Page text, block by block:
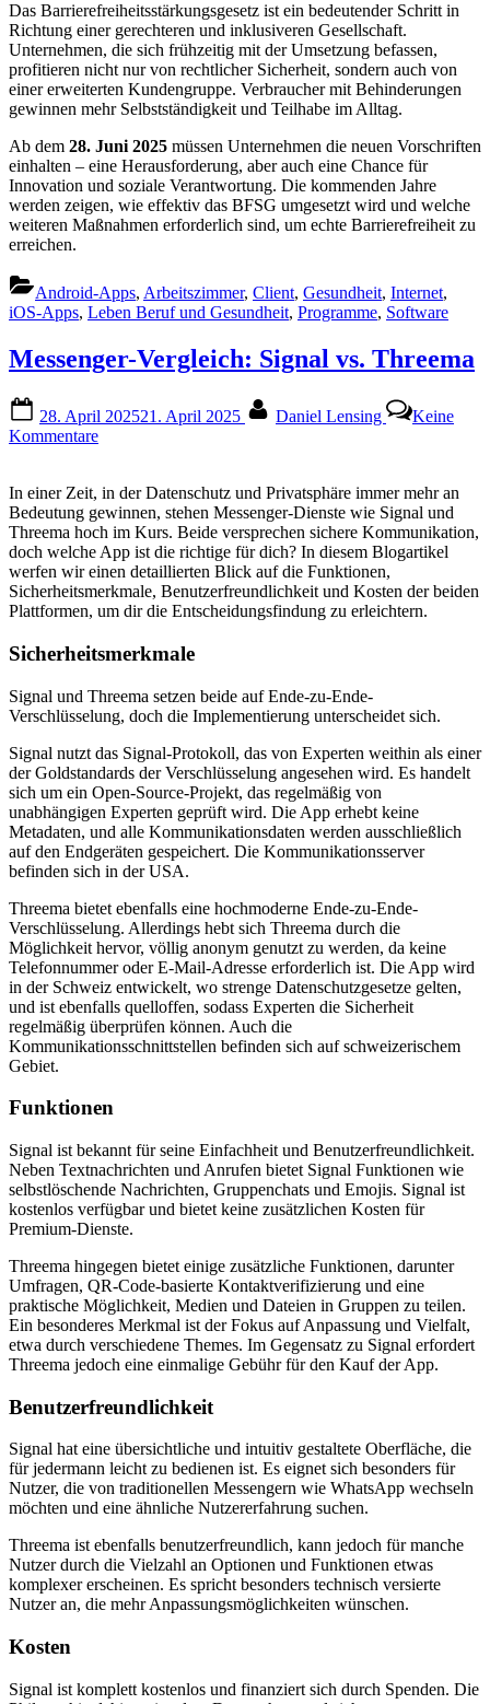
Das Barrierefreiheitsstärkungsgesetz ist ein bedeutender Schritt in
Richtung einer gerechteren und inklusiveren Gesellschaft.
Unternehmen, die sich frühzeitig mit der Umsetzung befassen,
profitieren nicht nur von rechtlicher Sicherheit, sondern auch von
einer erweiterten Kundengruppe. Verbraucher mit Behinderungen
gewinnen mehr Selbstständigkeit und Teilhabe im Alltag.
Ab dem 28. Juni 2025 müssen Unternehmen die neuen Vorschriften
einhalten – eine Herausforderung, aber auch eine Chance für
Innovation und soziale Verantwortung. Die kommenden Jahre
werden zeigen, wie effektiv das BFSG umgesetzt wird und welche
weiteren Maßnahmen erforderlich sind, um echte Barrierefreiheit zu
erreichen.
Android-Apps, Arbeitszimmer, Client, Gesundheit, Internet,
iOS-Apps, Leben Beruf und Gesundheit, Programme, Software
Messenger-Vergleich: Signal vs. Threema
on
28. April 202521. April 2025 Daniel Lensing
Keine
Kommentarezu
Signal
vs.
Threema
In einer Zeit, in der Datenschutz und Privatsphäre immer mehr an
Bedeutung gewinnen, stehen Messenger-Dienste wie Signal und
Threema hoch im Kurs. Beide versprechen sichere Kommunikation,
doch welche App ist die richtige für dich? In diesem Blogartikel
werfen wir einen detaillierten Blick auf die Funktionen,
Sicherheitsmerkmale, Benutzerfreundlichkeit und Kosten der beiden
Plattformen, um dir die Entscheidungsfindung zu erleichtern.
Sicherheitsmerkmale
Signal und Threema setzen beide auf Ende-zu-Ende-
Verschlüsselung, doch die Implementierung unterscheidet sich.
Signal nutzt das Signal-Protokoll, das von Experten weithin als einer
der Goldstandards der Verschlüsselung angesehen wird. Es handelt
sich um ein Open-Source-Projekt, das regelmäßig von
unabhängigen Experten geprüft wird. Die App erhebt keine
Metadaten, und alle Kommunikationsdaten werden ausschließlich
auf den Endgeräten gespeichert. Die Kommunikationsserver
befinden sich in der USA.
Threema bietet ebenfalls eine hochmoderne Ende-zu-Ende-
Verschlüsselung. Allerdings hebt sich Threema durch die
Möglichkeit hervor, völlig anonym genutzt zu werden, da keine
Telefonnummer oder E-Mail-Adresse erforderlich ist. Die App wird
in der Schweiz entwickelt, wo strenge Datenschutzgesetze gelten,
und ist ebenfalls quelloffen, sodass Experten die Sicherheit
regelmäßig überprüfen können. Auch die
Kommunikationsschnittstellen befinden sich auf schweizerischem
Gebiet.
Funktionen
Signal ist bekannt für seine Einfachheit und Benutzerfreundlichkeit.
Neben Textnachrichten und Anrufen bietet Signal Funktionen wie
selbstlöschende Nachrichten, Gruppenchats und Emojis. Signal ist
kostenlos verfügbar und bietet keine zusätzlichen Kosten für
Premium-Dienste.
Threema hingegen bietet einige zusätzliche Funktionen, darunter
Umfragen, QR-Code-basierte Kontaktverifizierung und eine
praktische Möglichkeit, Medien und Dateien in Gruppen zu teilen.
Ein besonderes Merkmal ist der Fokus auf Anpassung und Vielfalt,
etwa durch verschiedene Themes. Im Gegensatz zu Signal erfordert
Threema jedoch eine einmalige Gebühr für den Kauf der App.
Benutzerfreundlichkeit
Signal hat eine übersichtliche und intuitiv gestaltete Oberfläche, die
für jedermann leicht zu bedienen ist. Es eignet sich besonders für
Nutzer, die von traditionellen Messengern wie WhatsApp wechseln
möchten und eine ähnliche Nutzererfahrung suchen.
Threema ist ebenfalls benutzerfreundlich, kann jedoch für manche
Nutzer durch die Vielzahl an Optionen und Funktionen etwas
komplexer erscheinen. Es spricht besonders technisch versierte
Nutzer an, die mehr Anpassungsmöglichkeiten wünschen.
Kosten
Signal ist komplett kostenlos und finanziert sich durch Spenden. Die